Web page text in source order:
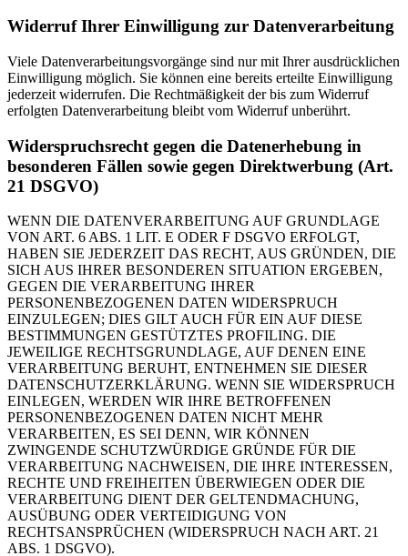
Widerruf Ihrer Einwilligung zur Datenverarbeitung
Viele Datenverarbeitungsvorgänge sind nur mit Ihrer ausdrücklichen
Einwilligung möglich. Sie können eine bereits erteilte Einwilligung
jederzeit widerrufen. Die Rechtmäßigkeit der bis zum Widerruf
erfolgten Datenverarbeitung bleibt vom Widerruf unberührt.
Widerspruchsrecht gegen die Datenerhebung in
besonderen Fällen sowie gegen Direktwerbung (Art.
21 DSGVO)
WENN DIE DATENVERARBEITUNG AUF GRUNDLAGE
VON ART. 6 ABS. 1 LIT. E ODER F DSGVO ERFOLGT,
HABEN SIE JEDERZEIT DAS RECHT, AUS GRÜNDEN, DIE
SICH AUS IHRER BESONDEREN SITUATION ERGEBEN,
GEGEN DIE VERARBEITUNG IHRER
PERSONENBEZOGENEN DATEN WIDERSPRUCH
EINZULEGEN; DIES GILT AUCH FÜR EIN AUF DIESE
BESTIMMUNGEN GESTÜTZTES PROFILING. DIE
JEWEILIGE RECHTSGRUNDLAGE, AUF DENEN EINE
VERARBEITUNG BERUHT, ENTNEHMEN SIE DIESER
DATENSCHUTZERKLÄRUNG. WENN SIE WIDERSPRUCH
EINLEGEN, WERDEN WIR IHRE BETROFFENEN
PERSONENBEZOGENEN DATEN NICHT MEHR
VERARBEITEN, ES SEI DENN, WIR KÖNNEN
ZWINGENDE SCHUTZWÜRDIGE GRÜNDE FÜR DIE
VERARBEITUNG NACHWEISEN, DIE IHRE INTERESSEN,
RECHTE UND FREIHEITEN ÜBERWIEGEN ODER DIE
VERARBEITUNG DIENT DER GELTENDMACHUNG,
AUSÜBUNG ODER VERTEIDIGUNG VON
RECHTSANSPRÜCHEN (WIDERSPRUCH NACH ART. 21
ABS. 1 DSGVO).